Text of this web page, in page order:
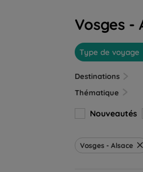
Vosges
Type de voyage
Destinations
Thématique
Nouveautés
Vosges - Alsace